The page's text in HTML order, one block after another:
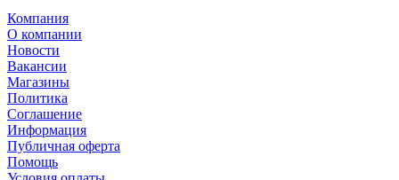
Компания
О компании
Новости
Вакансии
Магазины
Политика
Соглашение
Информация
Публичная оферта
Помощь